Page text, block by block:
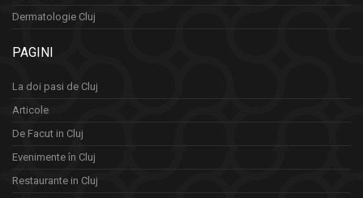
Dermatologie Cluj
PAGINI
La doi pasi de Cluj
Articole
De Facut in Cluj
Evenimente în Cluj
Restaurante in Cluj